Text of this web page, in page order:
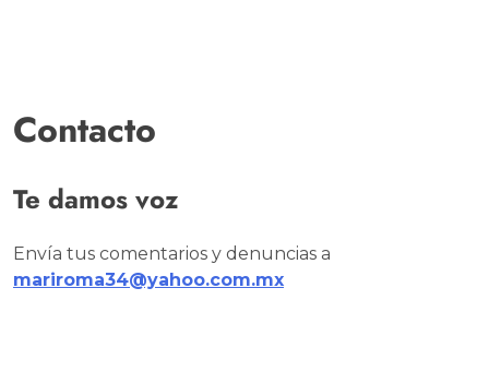
Contacto
Te damos voz
Envía tus comentarios y denuncias a
mariroma34@yahoo.com.mx